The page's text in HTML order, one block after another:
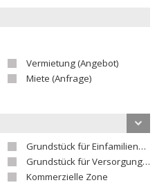
Vermietung (Angebot)
Miete (Anfrage)
Grundstück für Einfamilienhäuser
Grundstück für Versorgungseinrichtungen
Kommerzielle Zone